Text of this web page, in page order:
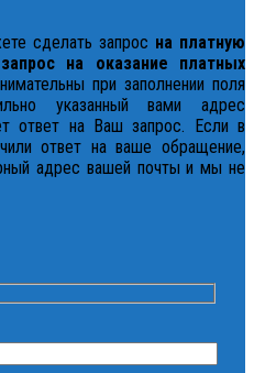
сделать запрос на платную
на оказание платных
при заполнении поля
указанный вами адрес
ответ на Ваш запрос. Если в
ответ на ваше обращение,
адрес вашей почты и мы не